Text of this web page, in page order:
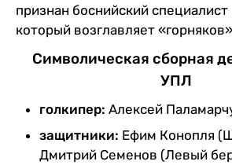
признан боснийский
который возглавляет
Символическая сборная
УПЛ
голкипер: Алексей
защитники: Ефим Конопля
Дмитрий Семенов (Левый